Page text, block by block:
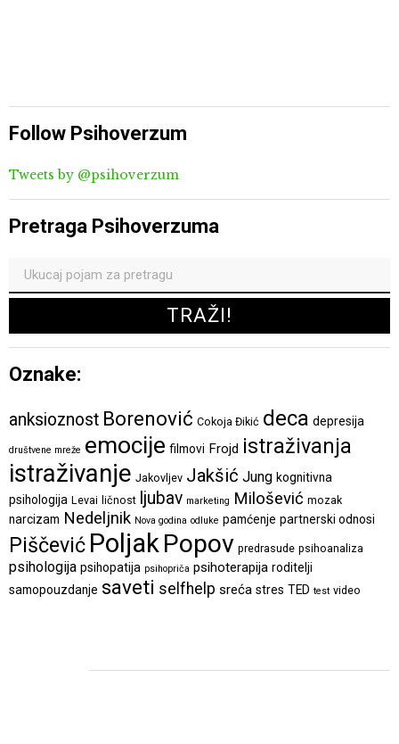
Follow Psihoverzum
Tweets by @psihoverzum
Pretraga Psihoverzuma
Oznake:
anksioznost Borenović Cokoja Đikić deca depresija
društvene mreže emocije filmovi Frojd istraživanja
istraživanje Jakovljev Jakšić Jung kognitivna
psihologija Levai ličnost ljubav marketing Milošević mozak
narcizam Nedeljnik Nova godina odluke pamćenje partnerski odnosi
Piščević PoljakPopov predrasude psihoanaliza
psihologija psihopatija psihopriča psihoterapija roditelji
samopouzdanje saveti selfhelp sreća stres TED test video